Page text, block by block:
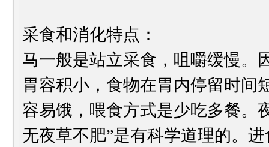
采食和消化特点：
马一般是站立采食，咀嚼缓慢。
胃容积小，食物在胃内停留时间
容易饿，喂食方式是少吃多餐。
无夜草不肥”是有科学道理的。